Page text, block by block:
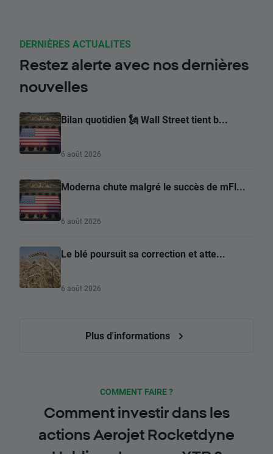
DERNIÈRES ACTUALITES
Restez alerte avec nos dernières
nouvelles
Bilan quotidien 🗽 Wall Street tient b...
6 août 2026
Moderna chute malgré le succès de mFl...
6 août 2026
Le blé poursuit sa correction et atte...
6 août 2026
Plus d'informations
COMMENT FAIRE ?
Comment investir dans les
actions Aerojet Rocketdyne